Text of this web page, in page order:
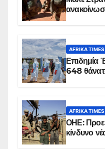
AFRIKA TIMES
Επιδημία
648
AFRIKA TIMES
ΟΗΕ:
κίνδυνο